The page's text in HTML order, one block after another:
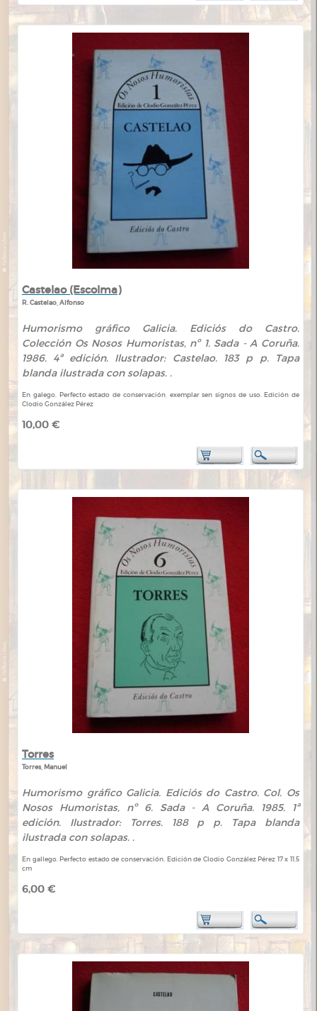
Castelao (Escolma)
R. Castelao, Alfonso
Humorismo gráfico Galicia. Ediciós do Castro.
Colección Os Nosos Humoristas, nº 1. Sada - A Coruña.
1986. 4ª edición. Ilustrador: Castelao. 183 p p. Tapa
blanda ilustrada con solapas. .
En galego. Perfecto estado de conservación, exemplar sen signos de uso. Edición de
Clodio González Pérez
10,00 €
Torres
Torres, Manuel
Humorismo gráfico Galicia. Ediciós do Castro. Col. Os
Nosos Humoristas, nº 6. Sada - A Coruña. 1985. 1ª
edición. Ilustrador: Torres. 188 p p. Tapa blanda
ilustrada con solapas. .
En gallego. Perfecto estado de conservación. Edición de Clodio González Pérez 17 x 11,5
cm
6,00 €